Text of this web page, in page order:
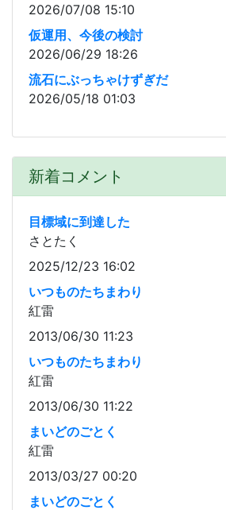
2026/07/08 15:10
仮運用、今後の検討
2026/06/29 18:26
流石にぶっちゃけずぎだ
2026/05/18 01:03
新着コメント
目標域に到達した
さとたく
2025/12/23 16:02
いつものたちまわり
紅雷
2013/06/30 11:23
いつものたちまわり
紅雷
2013/06/30 11:22
まいどのごとく
紅雷
2013/03/27 00:20
まいどのごとく